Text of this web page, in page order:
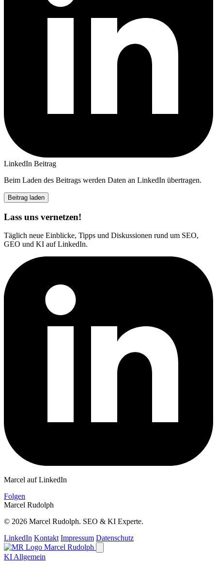
LinkedIn Beitrag
Beim Laden des Beitrags werden Daten an LinkedIn übertragen.
Beitrag laden
Lass uns vernetzen!
Täglich neue Einblicke, Tipps und Diskussionen rund um SEO,
GEO und KI auf LinkedIn.
Marcel auf LinkedIn
Folgen
Marcel Rudolph
© 2026 Marcel Rudolph. SEO & KI Experte.
LinkedIn Kontakt Impressum Datenschutz
Marcel Rudolph
KI Allgemein